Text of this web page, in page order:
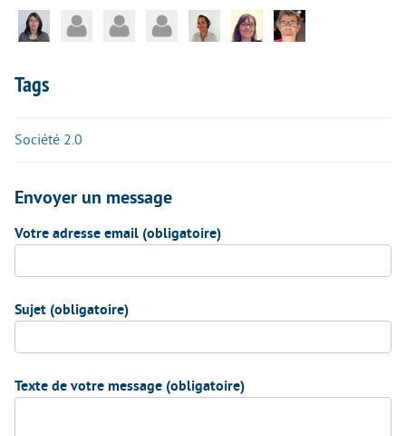
Tags
Société 2.0
Envoyer un message
Votre adresse email (obligatoire)
Sujet (obligatoire)
Texte de votre message (obligatoire)